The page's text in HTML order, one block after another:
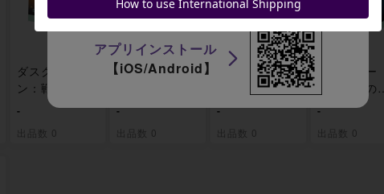
ダスクモー
ン：戦慄の館
統率者デッキ
[DSC] 未開封B
-
出品数 0
ダスクモー
プレイ・ブー
未開封パック
-
出品数 0
ダスクモー
ン：戦慄の館
Nightmare Bu
SK] 未開封BO
-
出品数 0
ダスクモー
ン：戦慄の館
統率者デッキ
ケア」 [DSC]
-
出品数 0
アプリインストール
【iOS/Android】